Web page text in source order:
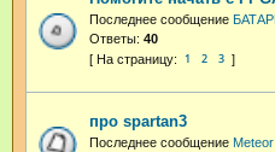
Последнее сообщение
Ответы: 40
1 2 3
про spartan3
Последнее сообщение Meteor